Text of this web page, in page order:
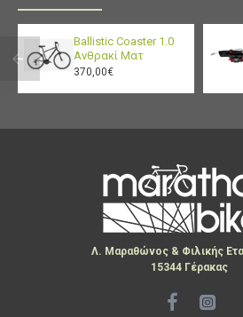
Ballistic Coaster 1.0
Ανθρακί Ματ
370,00€
Λ. Μαραθώνος & Φιλικής
15344 Γέρακας